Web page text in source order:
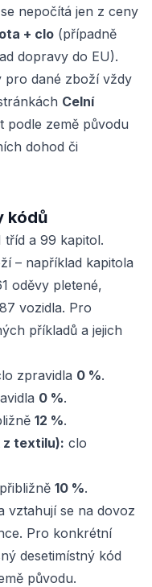
nepočítá jen z ceny
+ clo (případně
dopravy do EU).
pro dané zboží vždy
Celní
podle země původu
dohod či
kódů
tříd a 99 kapitol.
– například kapitola
oděvy pletené,
vozidla. Pro
příkladů a jejich
zpravidla 0 %.
0 %.
12 %.
z textilu): clo
10 %.
vztahují se na dovoz
Pro konkrétní
desetimístný kód
původu.